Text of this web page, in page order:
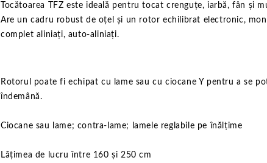
Tocătoarea TFZ este ideală pentru tocat crenguțe, iarbă, fân și
Are un cadru robust de oțel și un rotor echilibrat electronic,
complet aliniați, auto-aliniați.
Rotorul poate fi echipat cu lame sau cu ciocane Y pentru a se
îndemână.
Ciocane sau lame; contra-lame; lamele reglabile pe înălțime
Lățimea de lucru între 160 și 250 cm